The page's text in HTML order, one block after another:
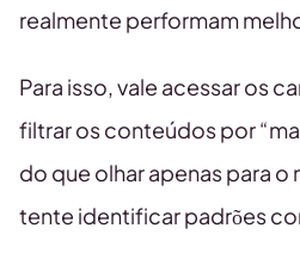
realmente performam
Para isso, vale acessar os
filtrar os conteúdos por
do que olhar apenas para o
tente identificar padrões